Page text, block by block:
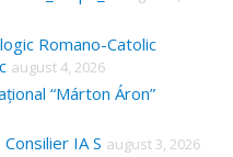
Romano-Catolic
august 4, 2026
“Márton Áron”
IA S august 3, 2026